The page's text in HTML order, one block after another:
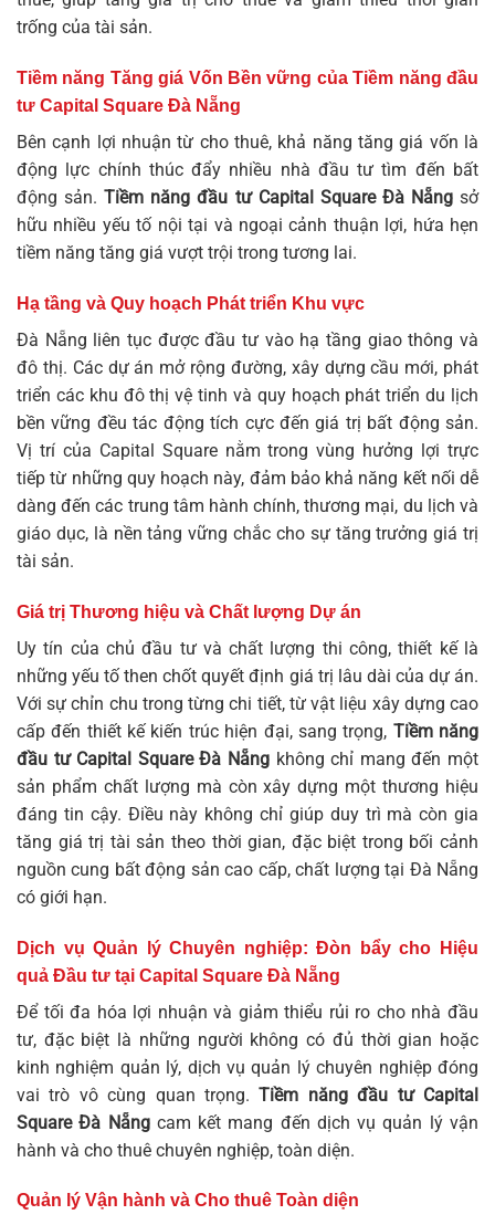
trống của tài sản.
Tiềm năng Tăng giá Vốn Bền vững của Tiềm năng đầu
tư Capital Square Đà Nẵng
Bên cạnh lợi nhuận từ cho thuê, khả năng tăng giá vốn là
động lực chính thúc đẩy nhiều nhà đầu tư tìm đến bất
động sản.Tiềm năng đầu tư Capital Square Đà Nẵngsở
hữu nhiều yếu tố nội tại và ngoại cảnh thuận lợi, hứa hẹn
tiềm năng tăng giá vượt trội trong tương lai.
Hạ tầng và Quy hoạch Phát triển Khu vực
Đà Nẵng liên tục được đầu tư vào hạ tầng giao thông và
đô thị. Các dự án mở rộng đường, xây dựng cầu mới, phát
triển các khu đô thị vệ tinh và quy hoạch phát triển du lịch
bền vững đều tác động tích cực đến giá trị bất động sản.
Vị trí của Capital Square nằm trong vùng hưởng lợi trực
tiếp từ những quy hoạch này, đảm bảo khả năng kết nối dễ
dàng đến các trung tâm hành chính, thương mại, du lịch và
giáo dục, là nền tảng vững chắc cho sự tăng trưởng giá trị
tài sản.
Giá trị Thương hiệu và Chất lượng Dự án
Uy tín của chủ đầu tư và chất lượng thi công, thiết kế là
những yếu tố then chốt quyết định giá trị lâu dài của dự án.
Với sự chỉn chu trong từng chi tiết, từ vật liệu xây dựng cao
cấp đến thiết kế kiến trúc hiện đại, sang trọng, Tiềm năng
đầu tư Capital Square Đà Nẵng không chỉ mang đến một
sản phẩm chất lượng mà còn xây dựng một thương hiệu
đáng tin cậy. Điều này không chỉ giúp duy trì mà còn gia
tăng giá trị tài sản theo thời gian, đặc biệt trong bối cảnh
nguồn cung bất động sản cao cấp, chất lượng tại Đà Nẵng
có giới hạn.
Dịch vụ Quản lý Chuyên nghiệp: Đòn bẩy cho Hiệu
quả Đầu tư tại Capital Square Đà Nẵng
Để tối đa hóa lợi nhuận và giảm thiểu rủi ro cho nhà đầu
tư, đặc biệt là những người không có đủ thời gian hoặc
kinh nghiệm quản lý, dịch vụ quản lý chuyên nghiệp đóng
vai trò vô cùng quan trọng.Tiềm năng đầu tư Capital
Square Đà Nẵngcam kết mang đến dịch vụ quản lý vận
hành và cho thuê chuyên nghiệp, toàn diện.
Quản lý Vận hành và Cho thuê Toàn diện